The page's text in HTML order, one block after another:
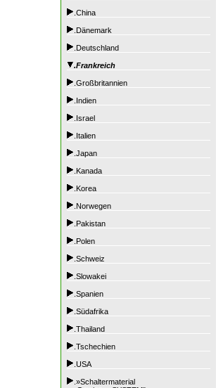
.China
.Dänemark
.Deutschland
.Frankreich
.Großbritannien
.Indien
.Israel
.Italien
.Japan
.Kanada
.Korea
.Norwegen
.Pakistan
.Polen
.Schweiz
.Slowakei
.Spanien
.Südafrika
.Thailand
.Tschechien
.USA
.»Schaltermaterial